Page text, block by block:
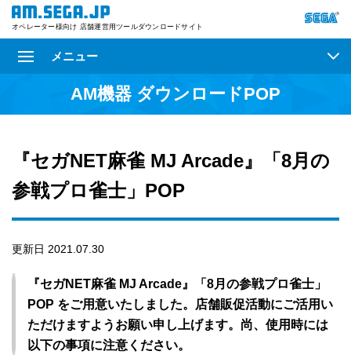
オペレーター様向け 店舗運営用ツールダウンロードサイト
メニュー
AM機器 ダウンロードPOP
『セガNET麻雀 MJ Arcade』「8月の
参戦プロ雀士」POP
更新日 2021.07.30
『セガNET麻雀 MJ Arcade』「8月の参戦プロ雀士」
POP をご用意いたしました。店舗販促活動にご活用い
ただけますようお願い申し上げます。尚、使用時には
以下の事項に注意ください。